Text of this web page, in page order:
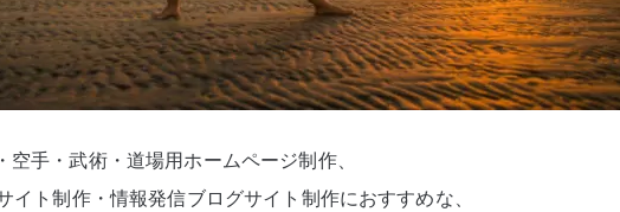
空手・武術・道場用ホームページ制作、
イト制作・情報発信ブログサイト制作におすすめな、